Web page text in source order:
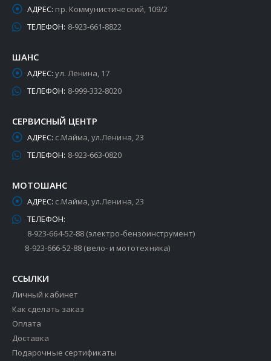
АДРЕС: пр. Коммунистический, 109/2
ТЕЛЕФОН: 8-923-661-8822
ШАНС
АДРЕС: ул. Ленина, 17
ТЕЛЕФОН: 8-999-332-8020
СЕРВИСНЫЙ ЦЕНТР
АДРЕС: с.Майма, ул.Ленина, 23
ТЕЛЕФОН: 8-923-663-0820
МОТОШАНС
АДРЕС: с.Майма, ул.Ленина, 23
ТЕЛЕФОН:
8-923-664-52-88 (электро-бензоинструмент)
8-923-666-52-88 (вело- и мототехника)
ССЫЛКИ
Личный кабинет
Как сделать заказ
Оплата
Доставка
Подарочные сертификаты